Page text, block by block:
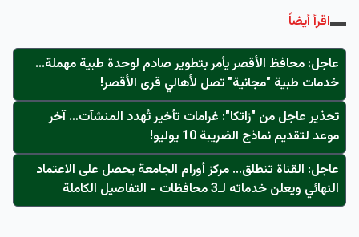
اقرأ أيضاً
عاجل: محافظ الأقصر يأمر بتطوير صادم لوحدة طبية مهملة...
خدمات طبية "مجانية" تصل لأهالي قرى الأقصر!
تحذير عاجل من "زاتكا": غرامات تأخير تُهدد المنشآت… آخر
موعد لتقديم نماذج الضريبة 10 يوليو!
عاجل: القناة تنطلق... مركز أورام الجامعة يحصل على الاعتماد
النهائي ويعلن خدماته لـ3 محافظات - التفاصيل الكاملة